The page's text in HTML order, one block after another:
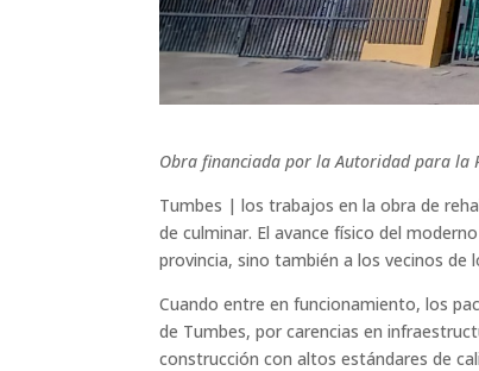
Obra financiada por la Autoridad para la
Tumbes | los trabajos en la obra de
de culminar. El avance físico del
provincia, sino también a los vecinos de
Cuando entre en funcionamiento, los
de Tumbes, por carencias en
construcción con altos estándares de